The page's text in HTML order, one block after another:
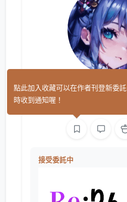
星野凜
接受委託中
點此加入收藏可以在作者刊登新委託
時收到通知喔！